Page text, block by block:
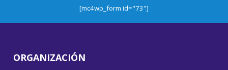
[mc4wp_form id="73"]
ORGANIZACIÓN